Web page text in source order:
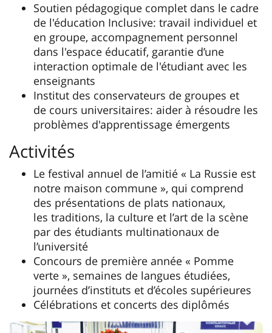
Soutien pédagogique complet dans le cadre
de l'éducation Inclusive: travail individuel et
en groupe, accompagnement personnel
dans l'espace éducatif, garantie d’une
interaction optimale de l'étudiant avec les
enseignants
Institut des conservateurs de groupes et
de cours universitaires: aider à résoudre les
problèmes d'apprentissage émergents
Activités
Le festival annuel de l’amitié « La Russie est
notre maison commune », qui comprend
des présentations de plats nationaux,
les traditions, la culture et l’art de la scène
par des étudiants multinationaux de
l’université
Concours de première année « Pomme
verte », semaines de langues étudiées,
journées d’instituts et d’écoles supérieures
Célébrations et concerts des diplômés
Festival « Russie - notre maison commune »